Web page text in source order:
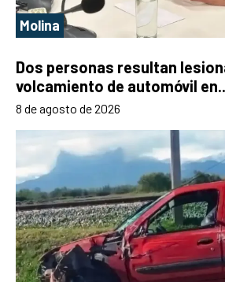
Molina
Dos personas resultan
volcamiento de automóvil
8 de agosto de 2026